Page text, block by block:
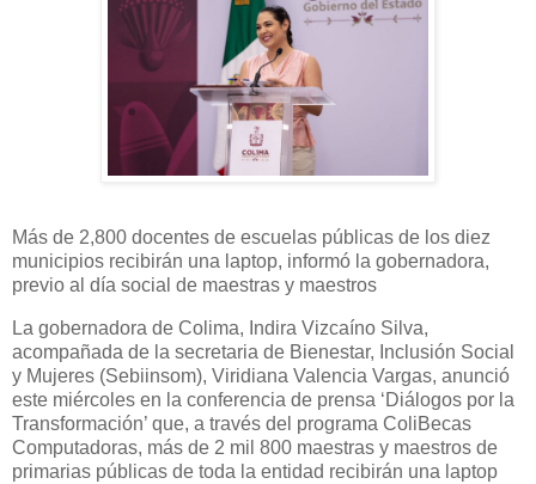
Más de 2,800 docentes de escuelas públicas de los diez
municipios recibirán una laptop, informó la gobernadora,
previo al día social de maestras y maestros
La gobernadora de Colima, Indira Vizcaíno Silva,
acompañada de la secretaria de Bienestar, Inclusión Social
y Mujeres (Sebiinsom), Viridiana Valencia Vargas, anunció
este miércoles en la conferencia de prensa ‘Diálogos por la
Transformación’ que, a través del programa ColiBecas
Computadoras, más de 2 mil 800 maestras y maestros de
primarias públicas de toda la entidad recibirán una laptop